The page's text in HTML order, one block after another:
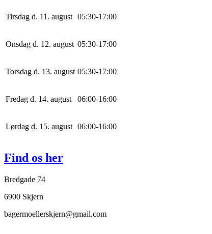
Tirsdag d. 11. august 05:30-17:00
Onsdag d. 12. august 05:30-17:00
Torsdag d. 13. august 05:30-17:00
Fredag d. 14. august 06:00-16:00
Lørdag d. 15. august 06:00-16:00
Find os her
Bredgade 74
6900 Skjern
bagermoellerskjern@gmail.com